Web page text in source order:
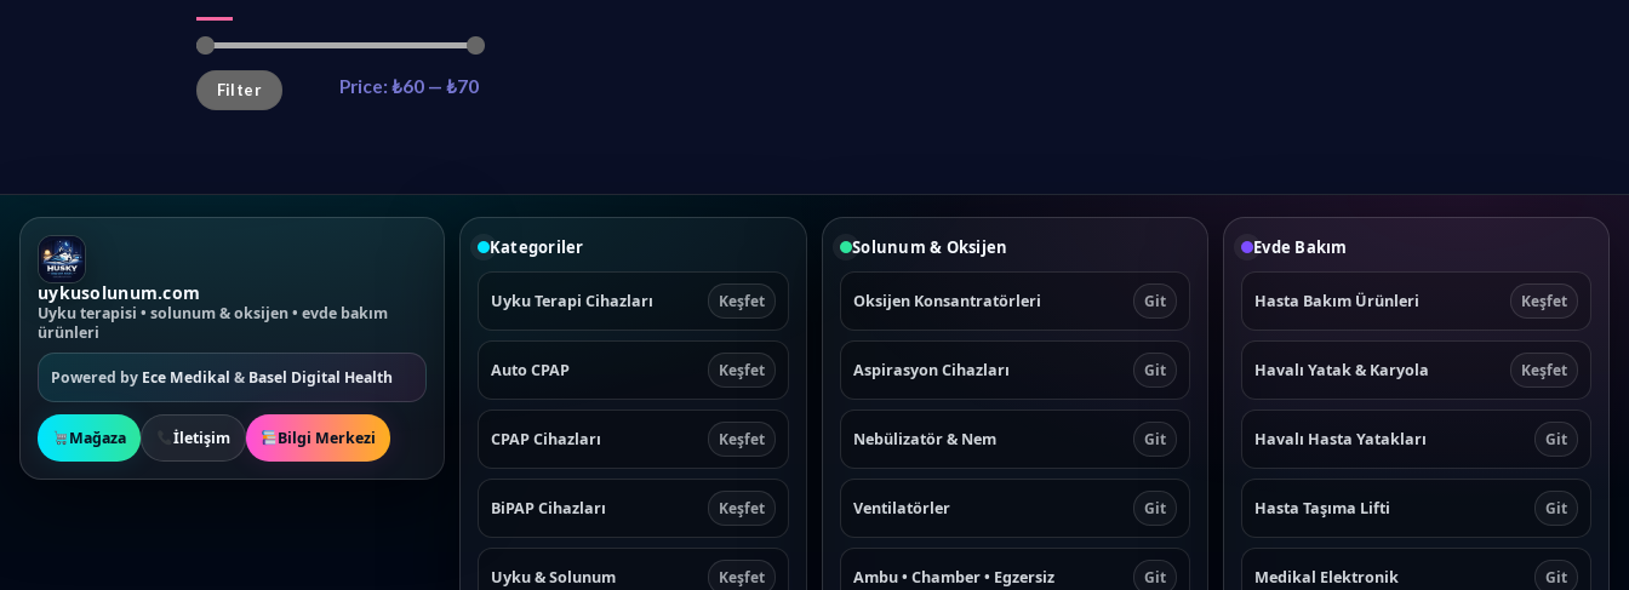
Min
price
Max
priceFilter Price: ₺60— ₺70
uykusolunum.com
Uyku terapisi • solunum & oksijen • evde bakım
ürünleri
Powered by Ece Medikal & Basel Digital Health
Mağaza İletişim Bilgi Merkezi
Kategoriler
Uyku Terapi Cihazları Keşfet
Auto CPAP Keşfet
CPAP Cihazları Keşfet
BiPAP Cihazları Keşfet
Uyku & Solunum Keşfet
Solunum & Oksijen
Oksijen Konsantratörleri Git
Aspirasyon Cihazları Git
Nebülizatör & Nem Git
Ventilatörler Git
Ambu • Chamber • Egzersiz Git
Evde Bakım
Hasta Bakım Ürünleri Keşfet
Havalı Yatak & Karyola Keşfet
Havalı Hasta Yatakları Git
Hasta Taşıma Lifti Git
Medikal Elektronik Git